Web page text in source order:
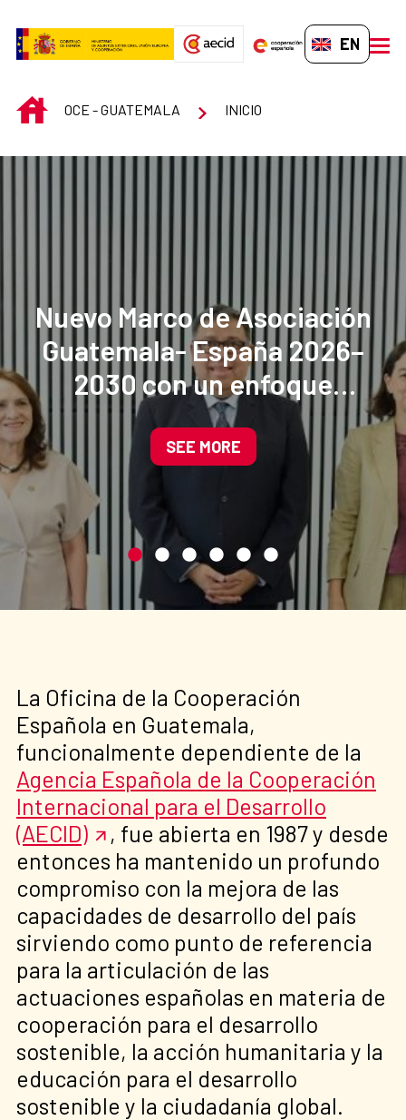
EN-GB
INICIOOCE - GUATEMALA INICIO
Nuevo Marco de Asociación
Guatemala- España 2026–
2030 con un enfoque
participativo e inclusivo
SEE MORE
La Oficina de la Cooperación
Española en Guatemala,
funcionalmente dependiente de la
Agencia Española de la Cooperación
Internacional para el Desarrollo
(AECID)
, fue abierta en 1987 y desde
entonces ha mantenido un profundo
compromiso con la mejora de las
capacidades de desarrollo del país
sirviendo como punto de referencia
para la articulación de las
actuaciones españolas en materia de
cooperación para el desarrollo
sostenible, la acción humanitaria y la
educación para el desarrollo
sostenible y la ciudadanía global.